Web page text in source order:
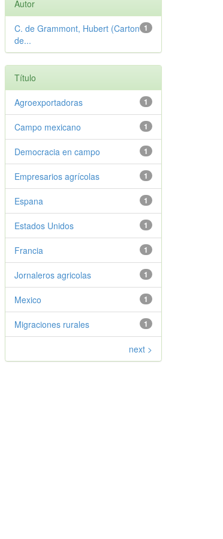
Autor
1
C. de Grammont, Hubert (Carton
de...
Título
1
Agroexportadoras
1
Campo mexicano
1
Democracia en campo
1
Empresarios agrícolas
1
Espana
1
Estados Unidos
1
Francia
1
Jornaleros agricolas
1
Mexico
1
Migraciones rurales
next >